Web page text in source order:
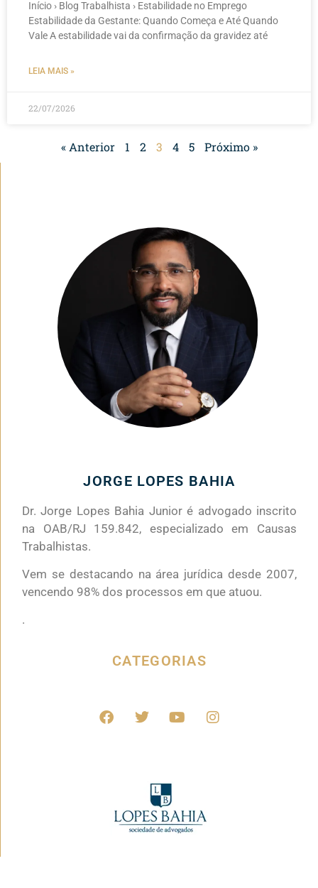
Início › Blog Trabalhista › Estabilidade no Emprego
Estabilidade da Gestante: Quando Começa e Até Quando
Vale A estabilidade vai da confirmação da gravidez até
LEIA MAIS »
22/07/2026
« Anterior 1 2 3 4 5 Próximo »
JORGE LOPES BAHIA
Dr. Jorge Lopes Bahia Junior é advogado inscrito
na OAB/RJ 159.842, especializado em Causas
Trabalhistas.
Vem se destacando na área jurídica desde 2007,
vencendo 98% dos processos em que atuou.
.
CATEGORIAS